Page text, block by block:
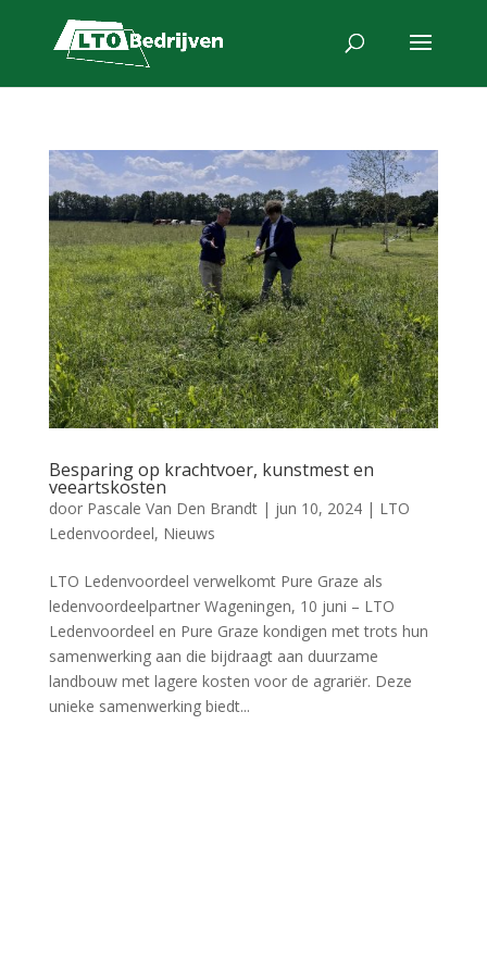
Besparing op krachtvoer, kunstmest en
veeartskosten
door Pascale Van Den Brandt| jun 10, 2024| LTO
Ledenvoordeel, Nieuws
LTO Ledenvoordeel verwelkomt Pure Graze als
ledenvoordeelpartner Wageningen, 10 juni – LTO
Ledenvoordeel en Pure Graze kondigen met trots hun
samenwerking aan die bijdraagt aan duurzame
landbouw met lagere kosten voor de agrariër. Deze
unieke samenwerking biedt...